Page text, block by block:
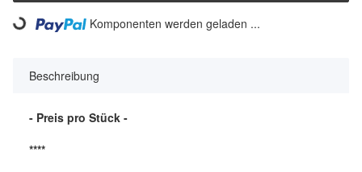
Komponenten werden geladen ...
Beschreibung
- Preis pro Stück -
****